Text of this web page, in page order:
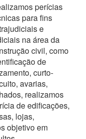
perícias
para fins
e
na área da
civil, como
de
curto-
avarias,
realizamos
de edificações,
lojas,
objetivo em